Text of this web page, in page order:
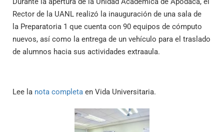
Rector de la UANL realizó la inauguración de una sala de
la Preparatoria 1 que cuenta con 90 equipos de cómputo
nuevos, así como la entrega de un vehículo para el traslado
de alumnos hacia sus actividades extraaula.
Lee la nota completa en Vida Universitaria.